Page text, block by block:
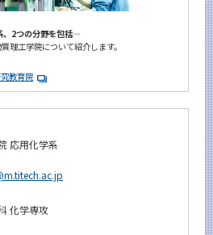
、2つの分野を包括―
理工学院について紹介します。
教育院
応用化学系
化学専攻